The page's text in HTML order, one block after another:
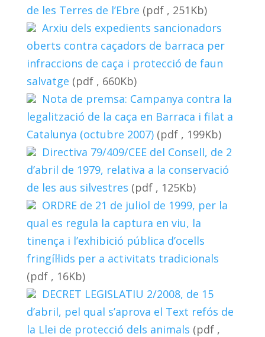
de les Terres de l’Ebre (pdf , 251Kb)
Arxiu dels expedients sancionadors
oberts contra caçadors de barraca per
infraccions de caça i protecció de faun
salvatge (pdf , 660Kb)
Nota de premsa: Campanya contra la
legalització de la caça en Barraca i filat a
Catalunya (octubre 2007) (pdf , 199Kb)
Directiva 79/409/CEE del Consell, de 2
d’abril de 1979, relativa a la conservació
de les aus silvestres (pdf , 125Kb)
ORDRE de 21 de juliol de 1999, per la
qual es regula la captura en viu, la
tinença i l’exhibició pública d’ocells
fringíl·lids per a activitats tradicionals
(pdf , 16Kb)
DECRET LEGISLATIU 2/2008, de 15
d’abril, pel qual s’aprova el Text refós de
la Llei de protecció dels animals (pdf ,